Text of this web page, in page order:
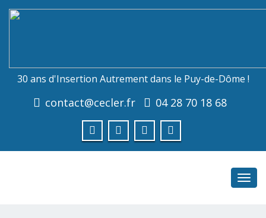
30 ans d'Insertion Autrement dans le Puy-de-Dôme !
contact@cecler.fr 04 28 70 18 68